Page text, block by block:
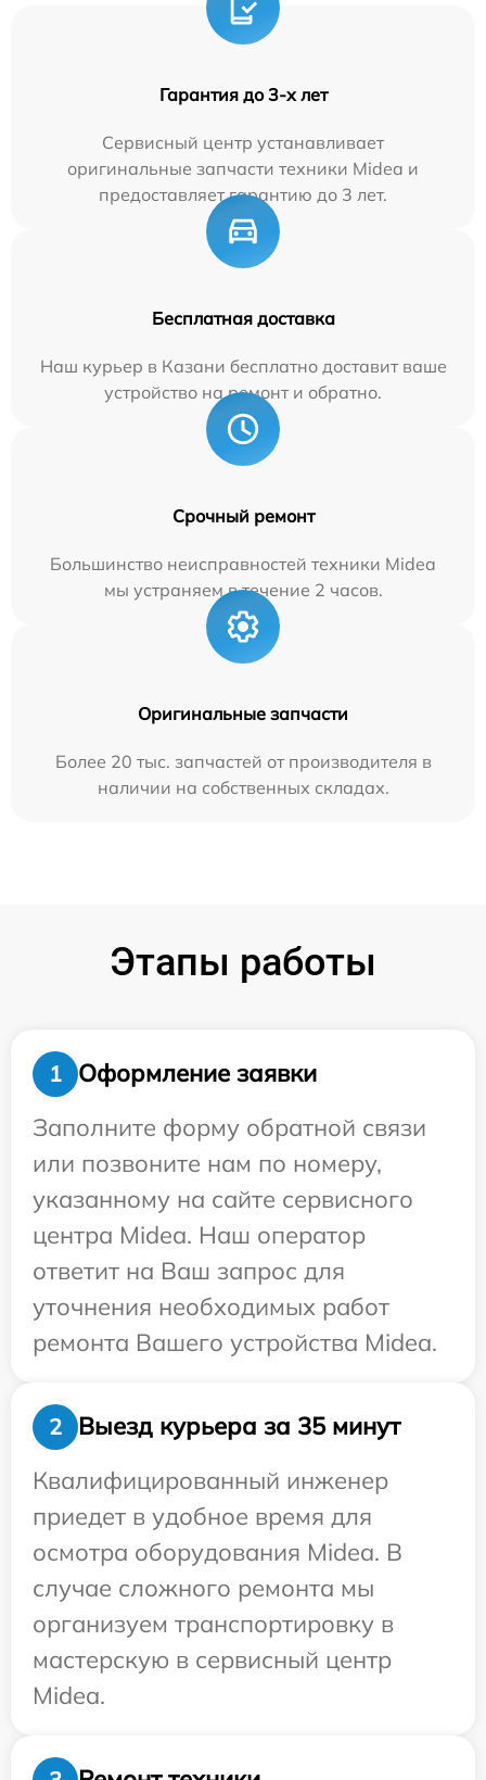
Гарантия до 3-х лет
Сервисный центр устанавливает
оригинальные запчасти техники Midea и
предоставляет гарантию до 3 лет.
Бесплатная доставка
Наш курьер в Казани бесплатно доставит ваше
устройство на ремонт и обратно.
Срочный ремонт
Большинство неисправностей техники Midea
мы устраняем в течение 2 часов.
Оригинальные запчасти
Более 20 тыс. запчастей от производителя в
наличии на собственных складах.
Этапы работы
1
Оформление заявки
Заполните форму обратной связи
или позвоните нам по номеру,
указанному на сайте сервисного
центра Midea. Наш оператор
ответит на Ваш запрос для
уточнения необходимых работ
ремонта Вашего устройства Midea.
2
Выезд курьера за 35 минут
Квалифицированный инженер
приедет в удобное время для
осмотра оборудования Midea. В
случае сложного ремонта мы
организуем транспортировку в
мастерскую в сервисный центр
Midea.